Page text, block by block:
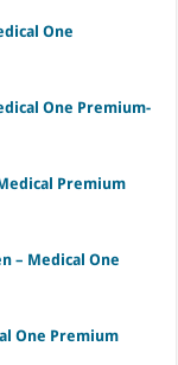
One
One Premium-
Premium
– Medical One
One Premium